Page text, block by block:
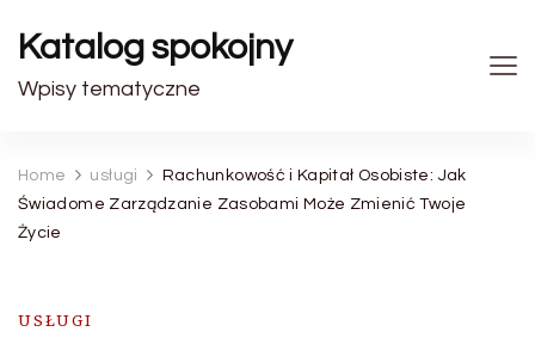
Katalog spokojny
Wpisy tematyczne
Home usługi
Rachunkowość i Kapitał Osobiste: Jak
Świadome Zarządzanie Zasobami Może Zmienić Twoje
Życie
USŁUGI